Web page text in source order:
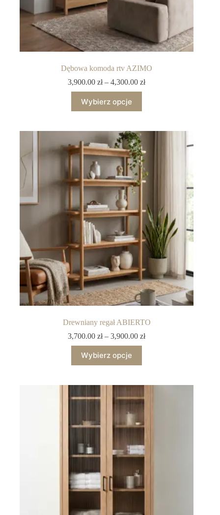
Dębowa komoda rtv AZIMO
3,900.00zł – 4,300.00zł
Wybierz opcje
Drewniany regał ABIERTO
3,700.00zł – 3,900.00zł
Wybierz opcje